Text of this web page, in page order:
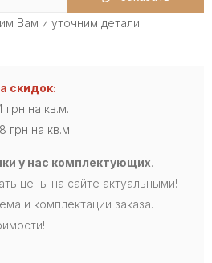
Вам и уточним детали
скидок:
грн на кв.м.
грн на кв.м.
у нас комплектующих.
цены на сайте актуальными!
и комплектации заказа.